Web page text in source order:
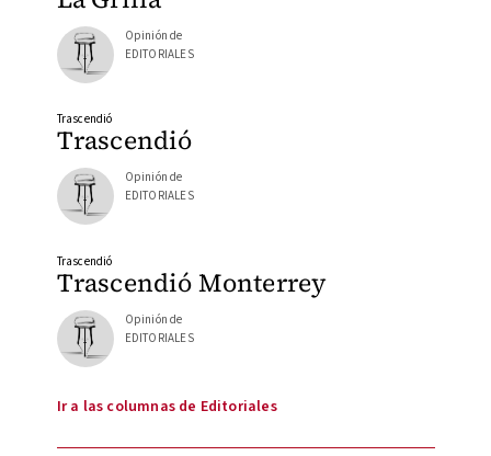
Opinión de
EDITORIALES
Trascendió
Trascendió
Opinión de
EDITORIALES
Trascendió Monterrey
Trascendió
Opinión de
EDITORIALES
Ir a las columnas de Editoriales